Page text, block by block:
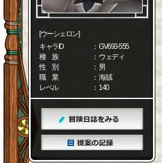
[ウーシェロン]
キャラID
： GV693-555
種 族
： ウェディ
性 別
： 男
職 業
： 海賊
レベル
： 140